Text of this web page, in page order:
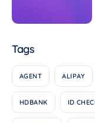
Tags
AGENT ALIPAY
HDBANK ID